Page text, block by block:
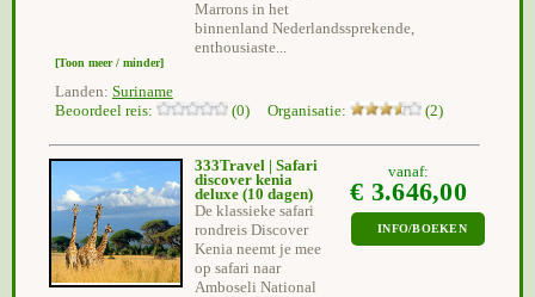
Marrons in het
binnenland Nederlandssprekende,
enthousiaste...
[Toon meer / minder]
Landen: Suriname
Beoordeel reis:
(0) Organisatie: (2)
vanaf:
€ 3.646,00
INFO/BOEKEN
333Travel | Safari
discover kenia
deluxe (10 dagen)
De klassieke safari
rondreis Discover
Kenia neemt je mee
op safari naar
Amboseli National